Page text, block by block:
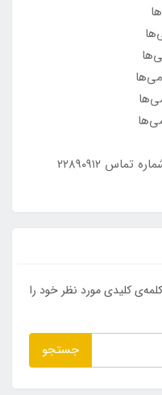
مرکز مشاوره ره‌یافتگان سلامت. شماره تماس ۲۲۸۹۰۹۱۲
کلیدی مورد نظر خود را
جستجو